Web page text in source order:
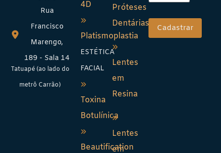
Rua
Francisco
Marengo,
189 - Sala 14
Tatuapé (ao lado do
metrô Carrão)
4D
Platismoplastia
ESTÉTICA
FACIAL
Toxina
Botulínica
Beautification
Próteses
Dentárias
Lentes
em
Resina
Lentes
em